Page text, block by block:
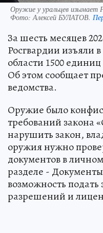
Оружие у уральцев изымает
Фото:Алексей БУЛАТОВ.
За шесть месяцев
Росгвардии изъяли
области 1500
Об этом сообщает
ведомства.
Оружие было
требований закона
нарушить закон,
оружия нужно
документов в
разделе -
возможность
разрешений и